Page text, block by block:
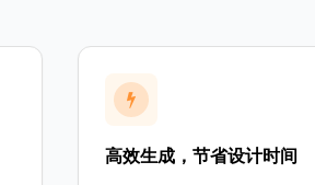
高效生成，节省设计时间